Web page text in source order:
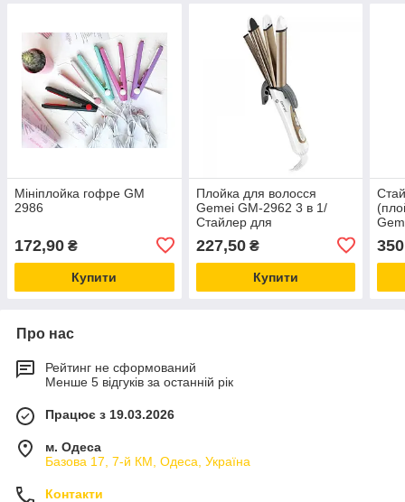
Мініплойка гофре GM
2986
172,90 ₴
Купити
Плойка для волосся
Gemei GM-2962 3 в 1/
Стайлер для
випрямлення завивання
та гофрування волосся
227,50₴
Купити
Про нас
Рейтинг не сформований
Менше 5 відгуків за останній рік
Працює з 19.03.2026
м. Одеса
Базова 17, 7-й КМ, Одеса, Україна
Контакти